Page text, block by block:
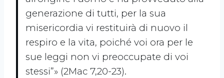
generazione di tutti, per la sua
misericordia vi restituirà di nuovo il
respiro e la vita, poiché voi ora per le
sue leggi non vi preoccupate di voi
stessi”» (2Mac 7,20-23).